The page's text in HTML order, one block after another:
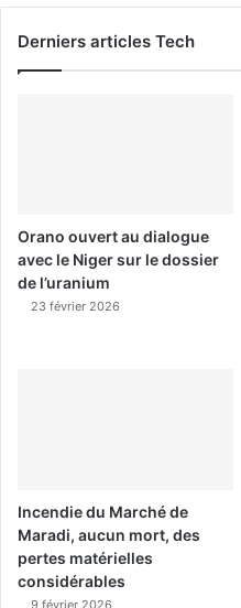
Derniers articles Tech
Orano ouvert au dialogue
avec le Niger sur le dossier
de l’uranium
23 février 2026
Incendie du Marché de
Maradi, aucun mort, des
pertes matérielles
considérables
9 février 2026